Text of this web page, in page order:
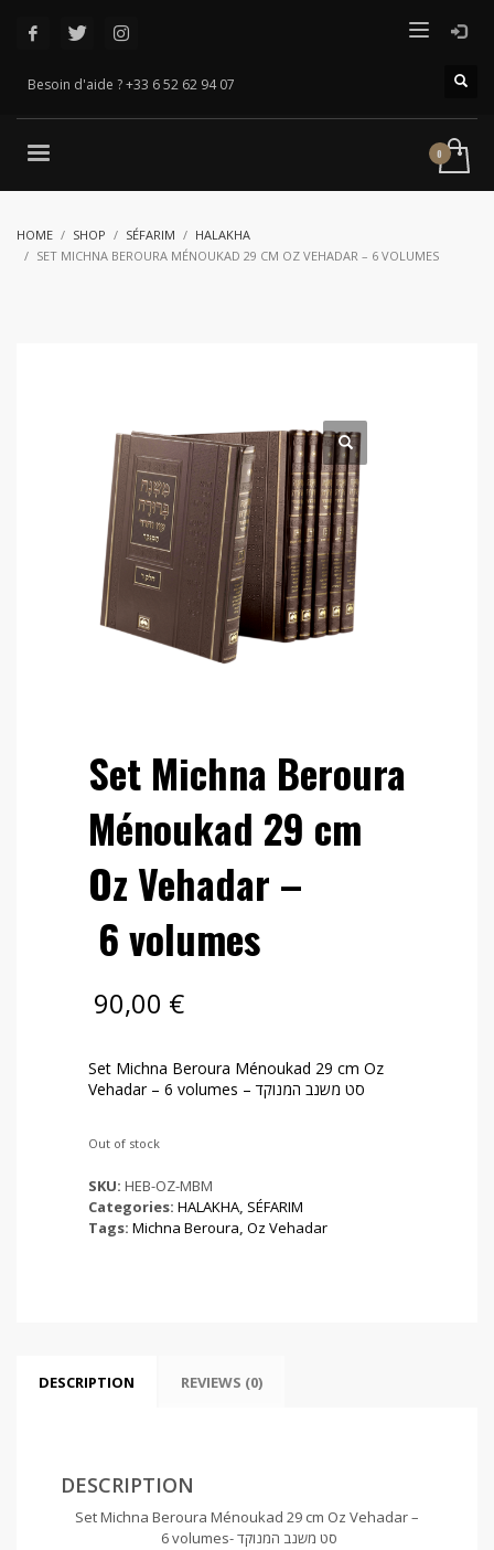
Besoin d'aide ? +33 6 52 62 94 07
HOME SHOP SÉFARIM
HALAKHA
SET MICHNA BEROURA MÉNOUKAD 29 CM OZ VEHADAR – 6 VOLUMES
Set Michna Beroura
Ménoukad 29 cm
Oz Vehadar –
6 volumes
90,00 €
Set Michna Beroura Ménoukad 29 cm Oz
Vehadar – 6 volumes – סט משנב המנוקד
Out of stock
SKU: HEB-OZ-MBM
Categories: HALAKHA, SÉFARIM
Tags: Michna Beroura, Oz Vehadar
DESCRIPTION REVIEWS (0)
DESCRIPTION
Set Michna Beroura Ménoukad 29 cm Oz Vehadar –
6 volumes- סט משנב המנוקד